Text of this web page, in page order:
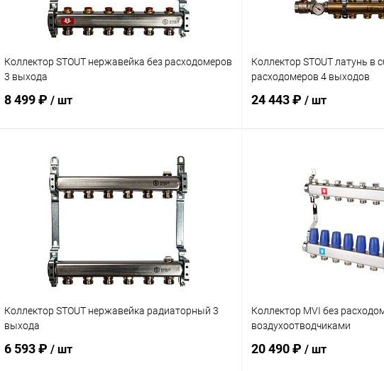
Коллектор STOUT нержавейка без расходомеров
3 выхода
8 499 ₽ / шт
Купить в 1 клик Сравнение
В избранное заказ 3-5 дней
Коллектор STOUT латунь в
расходомеров 4 выходов
24 443 ₽ / шт
Купить в 1 клик
В избранное
Коллектор STOUT нержавейка радиаторный 3
выхода
6 593 ₽ / шт
Коллектор MVI без
воздухоотводчиками
20 490 ₽ / шт